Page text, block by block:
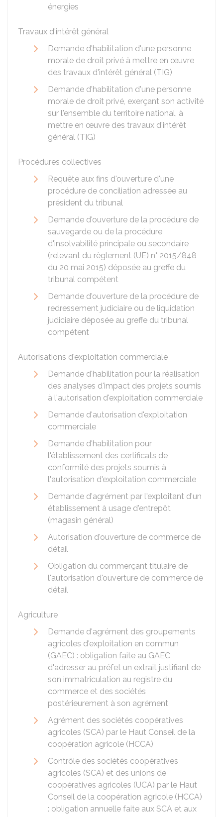
énergies
Travaux d'intérêt général
Demande d'habilitation d'une personne
morale de droit privé à mettre en œuvre
des travaux d'intérêt général (TIG)
Demande d'habilitation d'une personne
morale de droit privé, exerçant son activité
sur l'ensemble du territoire national, à
mettre en œuvre des travaux d'intérêt
général (TIG)
Procédures collectives
Requête aux fins d'ouverture d'une
procédure de conciliation adressée au
président du tribunal
Demande d'ouverture de la procédure de
sauvegarde ou de la procédure
d'insolvabilité principale ou secondaire
(relevant du règlement (UE) n° 2015/848
du 20 mai 2015) déposée au greffe du
tribunal compétent
Demande d'ouverture de la procédure de
redressement judiciaire ou de liquidation
judiciaire déposée au greffe du tribunal
compétent
Autorisations d'exploitation commerciale
Demande d'habilitation pour la réalisation
des analyses d'impact des projets soumis
à l'autorisation d'exploitation commerciale
Demande d'autorisation d'exploitation
commerciale
Demande d'habilitation pour
l'établissement des certificats de
conformité des projets soumis à
l'autorisation d'exploitation commerciale
Demande d'agrément par l'exploitant d'un
établissement à usage d'entrepôt
(magasin général)
Autorisation d'ouverture de commerce de
détail
Obligation du commerçant titulaire de
l'autorisation d'ouverture de commerce de
détail
Agriculture
Demande d'agrément des groupements
agricoles d'exploitation en commun
(GAEC) : obligation faite au GAEC
d'adresser au préfet un extrait justifiant de
son immatriculation au registre du
commerce et des sociétés
postérieurement à son agrément
Agrément des sociétés coopératives
agricoles (SCA) par le Haut Conseil de la
coopération agricole (HCCA)
Contrôle des sociétés coopératives
agricoles (SCA) et des unions de
coopératives agricoles (UCA) par le Haut
Conseil de la coopération agricole (HCCA)
: obligation annuelle faite aux SCA et aux